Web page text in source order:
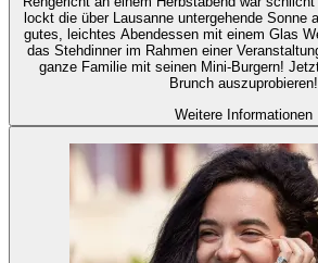
lockt die über Lausanne untergehende Sonne
gutes, leichtes Abendessen mit einem Glas
das Stehdinner im Rahmen einer
ganze Familie mit seinen Mini-Burgern!
Brunch auszuprobieren!
Weitere Informationen